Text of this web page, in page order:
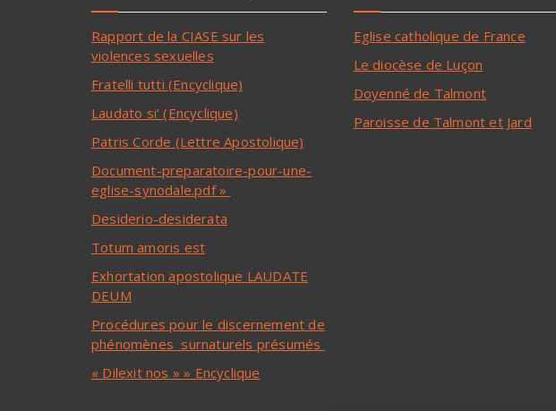
Rapport de la CIASE sur les
violences sexuelles
Fratelli tutti (Encyclique)
Laudato si’ (Encyclique)
Patris Corde (Lettre Apostolique)
Document-preparatoire-pour-une-
eglise-synodale.pdf »
Desiderio-desiderata
Totum amoris est
Exhortation apostolique LAUDATE
DEUM
Procédures pour le discernement de
phénomènes surnaturels présumés
« Dilexit nos » » Encyclique
Eglise catholique de France
Le diocèse de Luçon
Doyenné de Talmont
Paroisse de Talmont et Jard